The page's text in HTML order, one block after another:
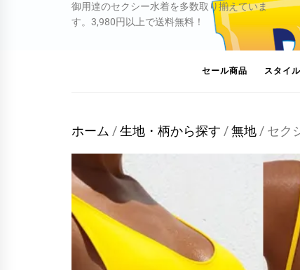
御用達のセクシー水着を多数取り揃えていま
す。3,980円以上で送料無料！
セール商品 スタイ
ホーム /生地・柄から探す /無地 / セク